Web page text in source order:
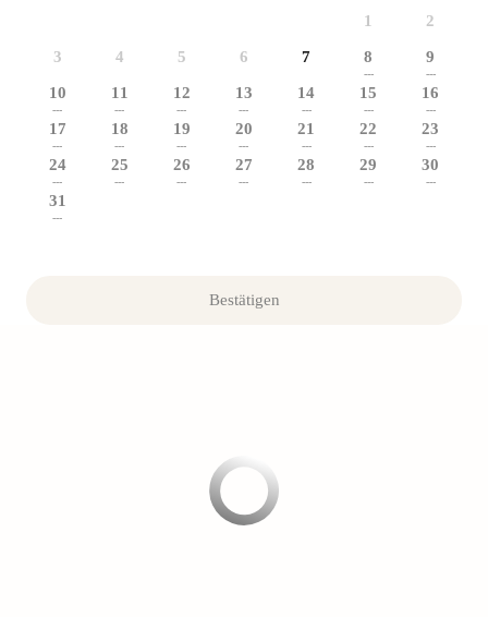
1 2
3 4 5 6 7 8
---
9
---
10
---
11
---
12
---
13
---
14
---
15
---
16
---
17
---
18
---
19
---
20
---
21
---
22
---
23
---
24
---
25
---
26
---
27
---
28
---
29
---
30
---
31
---
Bestätigen